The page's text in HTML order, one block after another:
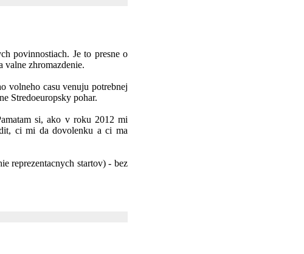
povinnostiach. Je to presne o
valne zhromazdenie.
volneho casu venuju potrebnej
Stredoeuropsky pohar.
si, ako v roku 2012 mi
ci mi da dovolenku a ci ma
reprezentacnych startov) - bez